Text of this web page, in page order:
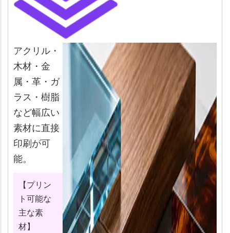
アクリル・
木材・金
属・革・ガ
ラス・樹脂
など幅広い
素材に直接
印刷が可
能。
【プリン
ト可能な
主な素
材】